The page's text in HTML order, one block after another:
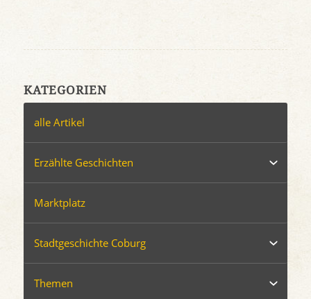
KATEGORIEN
alle Artikel
Erzählte Geschichten
Marktplatz
Stadtgeschichte Coburg
Themen